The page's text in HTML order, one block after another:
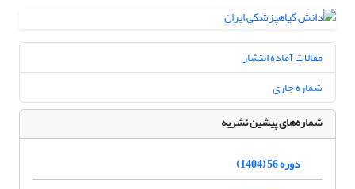
مقالات آماده انتشار
شماره جاری
شماره‌های پیشین نشریه
دوره 56 (1404)